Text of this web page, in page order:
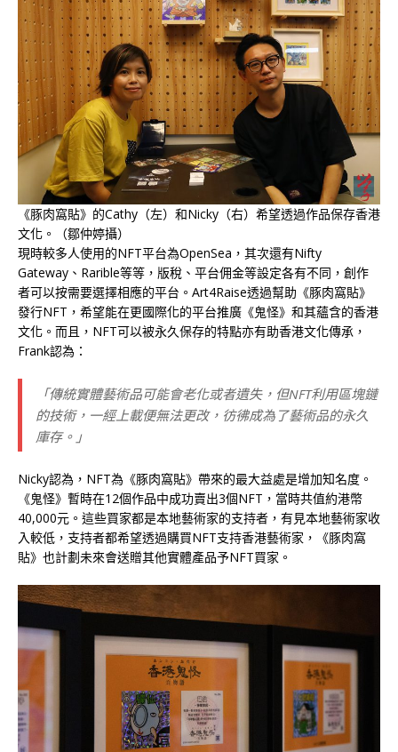
《豚肉窩貼》的Cathy（左）和Nicky（右）希望透過作品保存香港
文化。（鄒仲婷攝）
現時較多人使用的NFT平台為OpenSea，其次還有Nifty
Gateway、Rarible等等，版稅、平台佣金等設定各有不同，創作
者可以按需要選擇相應的平台。Art4Raise透過幫助《豚肉窩貼》
發行NFT，希望能在更國際化的平台推廣《鬼怪》和其蘊含的香港
文化。而且，NFT可以被永久保存的特點亦有助香港文化傳承，
Frank認為：
「傳統實體藝術品可能會老化或者遺失，但NFT利用區塊鏈
的技術，一經上載便無法更改，彷彿成為了藝術品的永久
庫存。」
Nicky認為，NFT為《豚肉窩貼》帶來的最大益處是增加知名度。
《鬼怪》暫時在12個作品中成功賣出3個NFT，當時共值約港幣
40,000元。這些買家都是本地藝術家的支持者，有見本地藝術家收
入較低，支持者都希望透過購買NFT支持香港藝術家，《豚肉窩
貼》也計劃未來會送贈其他實體產品予NFT買家。